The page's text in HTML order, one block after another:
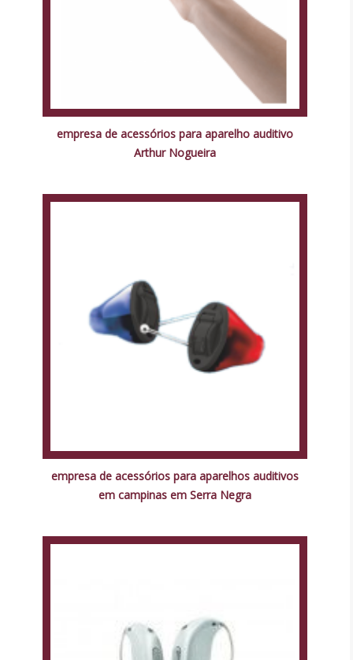
empresa de acessórios para aparelho auditivo
Arthur Nogueira
empresa de acessórios para aparelhos auditivos
em campinas em Serra Negra